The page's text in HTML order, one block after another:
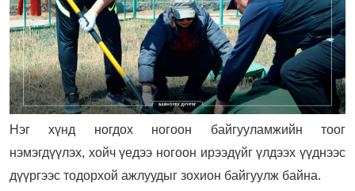
Нэг хүнд ногдох ногоон байгууламжийн тоог
нэмэгдүүлэх, хойч үедээ ногоон ирээдүйг үлдээх үүднээс
дүүргээс тодорхой ажлуудыг зохион байгуулж байна.